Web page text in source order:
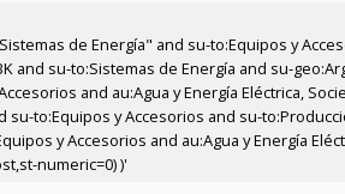
de Energía" and su-to:Equipos y
and su-to:Sistemas de Energía and su-
and au:Agua y Energía Eléctrica,
su-to:Equipos y Accesorios and su-
y Accesorios and au:Agua y Energía
numeric=0) )'